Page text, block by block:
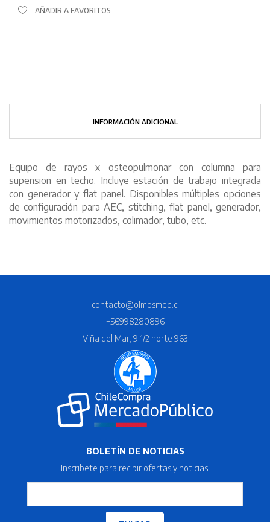
AÑADIR A FAVORITOS
INFORMACIÓN ADICIONAL
Equipo de rayos x osteopulmonar con columna para
supension en techo. Incluye estación de trabajo integrada
con generador y flat panel. Disponibles múltiples opciones
de configuración para AEC, stitching, flat panel, generador,
movimientos motorizados, colimador, tubo, etc.
contacto@olmosmed.cl
+56998280896
Viña del Mar, 9 1/2 norte 963
BOLETÍN DE NOTICIAS
Inscribete para recibir ofertas y noticias.